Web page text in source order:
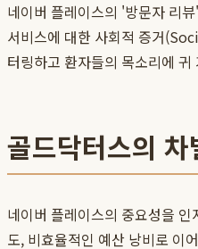
네이버 플레이스의 '방문자 리
서비스에 대한 사회적 증거
터링하고 환자들의 목소리에
골드닥터스의
네이버 플레이스의 중요성을
도, 비효율적인 예산 낭비로 이